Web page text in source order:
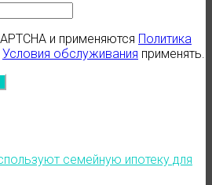
и применяются Политика
Условия обслуживания применять.
семейную ипотеку для